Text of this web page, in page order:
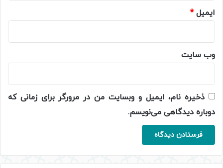
ایمیل*
وب‌ سایت
ذخیره نام، ایمیل و وبسایت من در مرورگر برای زمانی که
دوباره دیدگاهی می‌نویسم.